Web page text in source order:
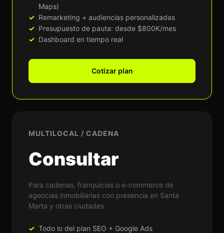
Maps)
Remarketing + audiencias personalizadas
Presupuesto de pauta: desde $800K/mes
Dashboard en tiempo real
Cotizar plan
MULTILOCAL / CADENA
Consultar
Para cadenas, franquicias o e-commerce de
agencias inmobiliarias con presencia en Santa
Marta y otras ciudades.
Todo lo del plan SEO + Google Ads